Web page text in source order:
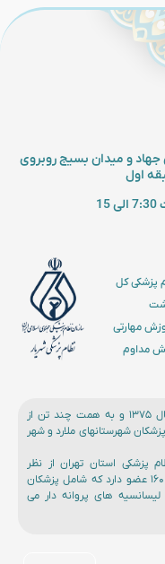
پزشکی کل
مهارتی
مداوم
جهاد و میدان بسیج روبروی
اول
سازمان نظام پزشکی شهریار برای اولین بار در سال ۱۳۷۵ و به همت چند تن از
پیشکسوتان منطقه تاسیس گردید و تا سال ۱۴۰۰ پزشکان شهرستانهای ملارد و شهر
پزشکی استان تهران از نظر
جمعیتی محسوب می شود و هم اکنون حدود ۱۶۰۰ عضو دارد که شامل پزشکان
های پروانه دار می